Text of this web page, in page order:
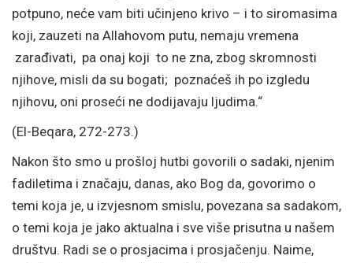
potpuno, neće vam biti učinjeno krivo – i to siromasima
koji, zauzeti na Allahovom putu, nemaju vremena
zarađivati, pa onaj koji to ne zna, zbog skromnosti
njihove, misli da su bogati; poznaćeš ih po izgledu
njihovu, oni proseći ne dodijavaju ljudima.“
(El-Beqara, 272-273.)
Nakon što smo u prošloj hutbi govorili o sadaki, njenim
fadiletima i značaju, danas, ako Bog da, govorimo o
temi koja je, u izvjesnom smislu, povezana sa sadakom,
o temi koja je jako aktualna i sve više prisutna u našem
društvu. Radi se o prosjacima i prosjačenju. Naime,